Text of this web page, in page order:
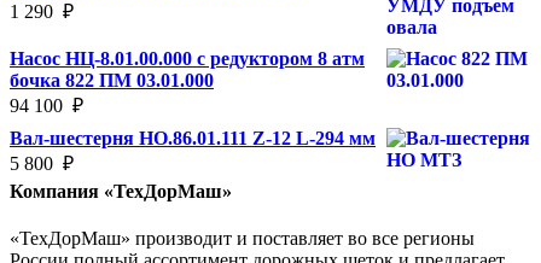
1 290 ₽
Насос НЦ-8.01.00.000 с редуктором 8 атм
бочка 822 ПМ 03.01.000
94 100 ₽
Вал-шестерня НO.86.01.111 Z-12 L-294 мм
5 800 ₽
Компания «ТехДорМаш»
«ТехДорМаш» производит и поставляет во все регионы